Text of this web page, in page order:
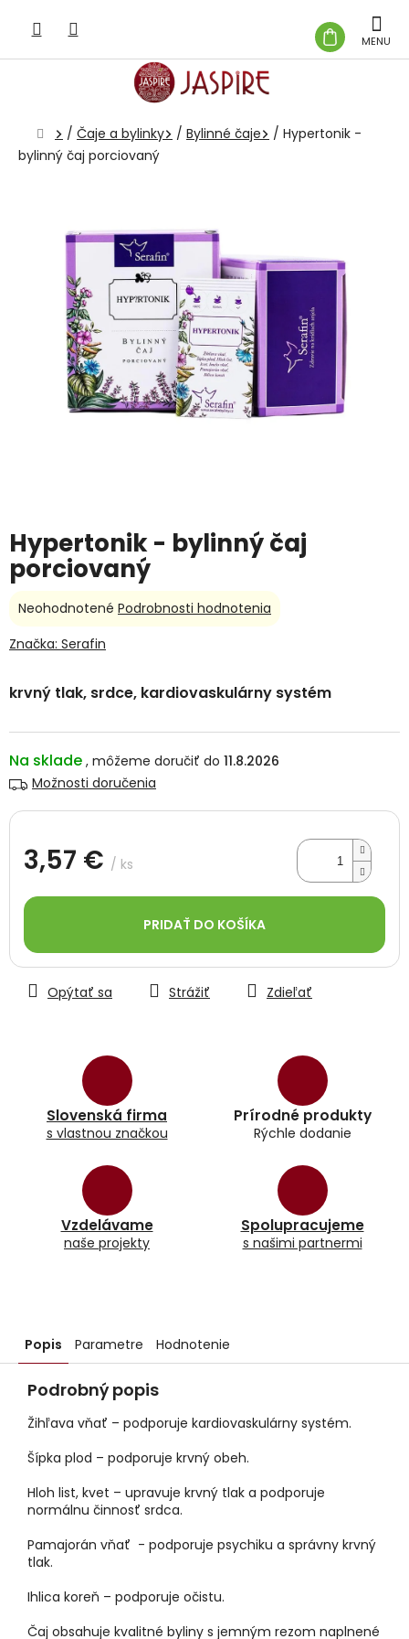
obsah
KOŠÍK
Domov
/ Čaje a bylinky / Bylinné čaje / Hypertonik -
bylinný čaj porciovaný
Hypertonik - bylinný čaj
porciovaný
Na sklade
11.8.2026
Možnosti doručenia
3,57 € / ks
cena:
PRIDAŤ DO KOŠÍKA
Slovenská firma
s vlastnou značkou
Prírodné produkty
Rýchle dodanie
Vzdelávame
naše projekty
Spolupracujeme
s našimi partnermi
krvný tlak, srdce, kardiovaskulárny systém
Opýtať sa Strážiť Zdieľať
Priemerné
produktu
z
hviezdičiek.
Neohodnotené Podrobnosti hodnotenia
Značka: Serafin
Popis Parametre Hodnotenie
Podrobný popis
Žihľava vňať – podporuje kardiovaskulárny systém.
Šípka plod – podporuje krvný obeh.
Hloh list, kvet – upravuje krvný tlak a podporuje
normálnu činnosť srdca.
Pamajorán vňať - podporuje psychiku a správny krvný
tlak.
Ihlica koreň – podporuje očistu.
Čaj obsahuje kvalitné byliny s jemným rezom naplnené